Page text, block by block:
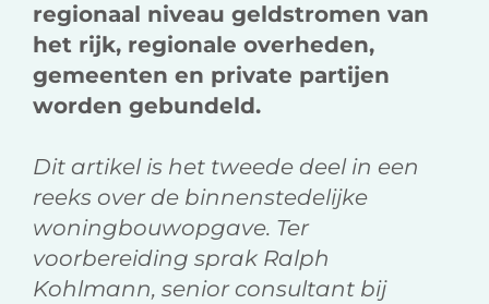
regionaal niveau geldstromen van
het rijk, regionale overheden,
gemeenten en private partijen
worden gebundeld.
Dit artikel is het tweede deel in een
reeks over de binnenstedelijke
woningbouwopgave. Ter
voorbereiding sprak Ralph
Kohlmann, senior consultant bij